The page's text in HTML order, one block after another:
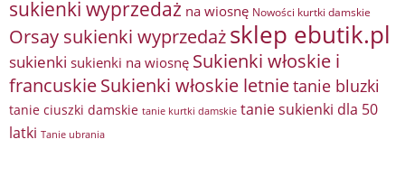
sukienki wyprzedaż na wiosnę Nowości kurtki damskie
Orsay sukienki wyprzedażsklep ebutik.pl
sukienki sukienki na wiosnę Sukienki włoskie i
francuskieSukienki włoskie letnietanie bluzki
tanie ciuszki damskie tanie kurtki damskie tanie sukienki dla 50
latki Tanie ubrania